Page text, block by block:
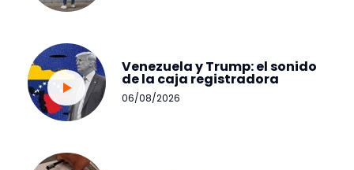
Venezuela y Trump: el sonido
de la caja registradora
06/08/2026